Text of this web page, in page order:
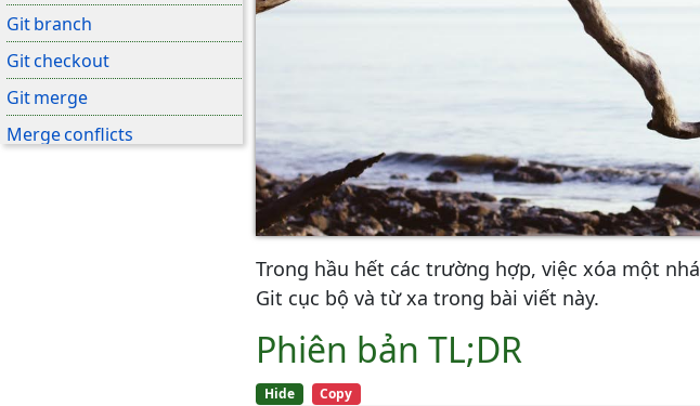
Git branch
Git checkout
Git merge
Merge conflicts
Trong hầu hết các trường hợp, việc xóa một
Git cục bộ và từ xa trong bài viết này.
Phiên bản TL;DR
Hide Copy